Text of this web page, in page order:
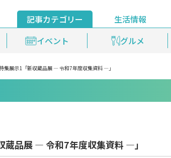
記事カテゴリー
イベント グルメ
生活情報
やみ情報
安全安心情報
ライブ配信
見
集展示1「新収蔵品展 ― 令和7年度収集資料 ―」
蔵品展 ― 令和7年度収集資料 ―」